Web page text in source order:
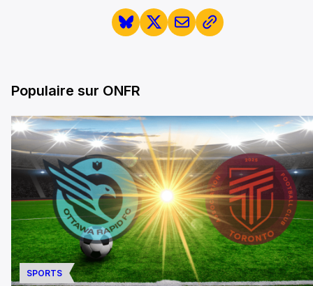
Populaire sur ONFR
SPORTS